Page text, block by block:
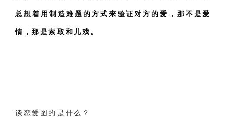
总想着用制造难题的方式来验证对方的爱，那不是爱
情，那是索取和儿戏。
谈恋爱图的是什么？